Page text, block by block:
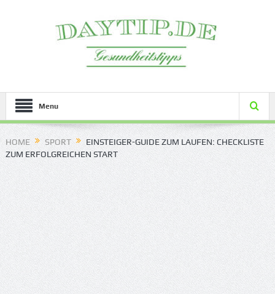
Menu
HOME SPORT
EINSTEIGER-GUIDE ZUM LAUFEN: CHECKLISTE
ZUM ERFOLGREICHEN START